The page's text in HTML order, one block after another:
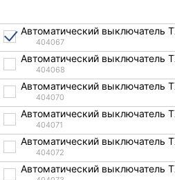
Автоматический выключатель
404067
Автоматический выключатель
404068
Автоматический выключатель
404070
Автоматический выключатель
404071
Автоматический выключатель
404072
Автоматический выключатель